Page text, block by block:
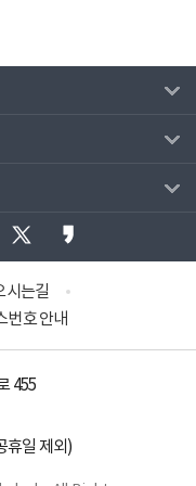
시는길
번호 안내
455
휴일 제외)